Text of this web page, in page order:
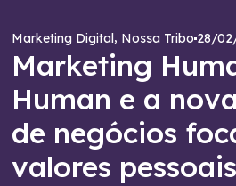
Marketing Digital, Nossa Tribo28/
Marketing
Human e a
de negócios
valores pessoais